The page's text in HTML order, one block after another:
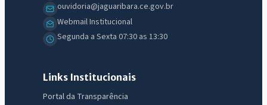
ouvidoria@jaguaribara.ce.gov.br
Webmail Institucional
Segunda a Sexta 07:30 as 13:30
Links Institucionais
Portal da Transparência